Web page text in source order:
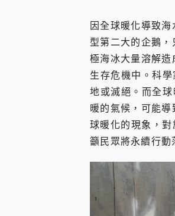
因全球暖化導致
型第二大的企鵝
極海冰大量溶解
生存危機中。科
地或滅絕。而全
暖的氣候，可能
球暖化的現象，
籲民眾將永續行動